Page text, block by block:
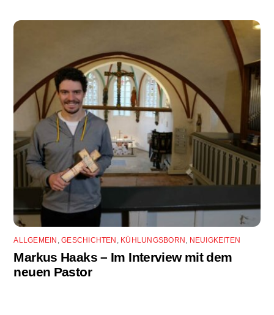
ALLGEMEIN ,GESCHICHTEN , KÜHLUNGSBORN , NEUIGKEITEN
Markus Haaks – Im Interview mit dem
neuen Pastor